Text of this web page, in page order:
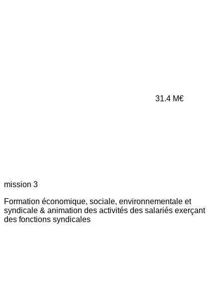
31.4 M€
mission 3
Formation économique, sociale, environnementale et
syndicale & animation des activités des salariés exerçant
des fonctions syndicales